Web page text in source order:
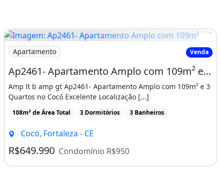
Imagem: Ap2461- Apartamento Amplo com 109m² e 3
Apartamento Venda
Ap2461- Apartamento Amplo com 109m² e 3 Quartos no Cocó
Amp lt b amp gt Ap2461- Apartamento Amplo com 109m² e 3
Quartos no Cocó Excelente Localização [...]
108m² de Área Total 3 Dormitórios 3 Banheiros
Cocó, Fortaleza - CE
R$649.990 Condomínio R$950